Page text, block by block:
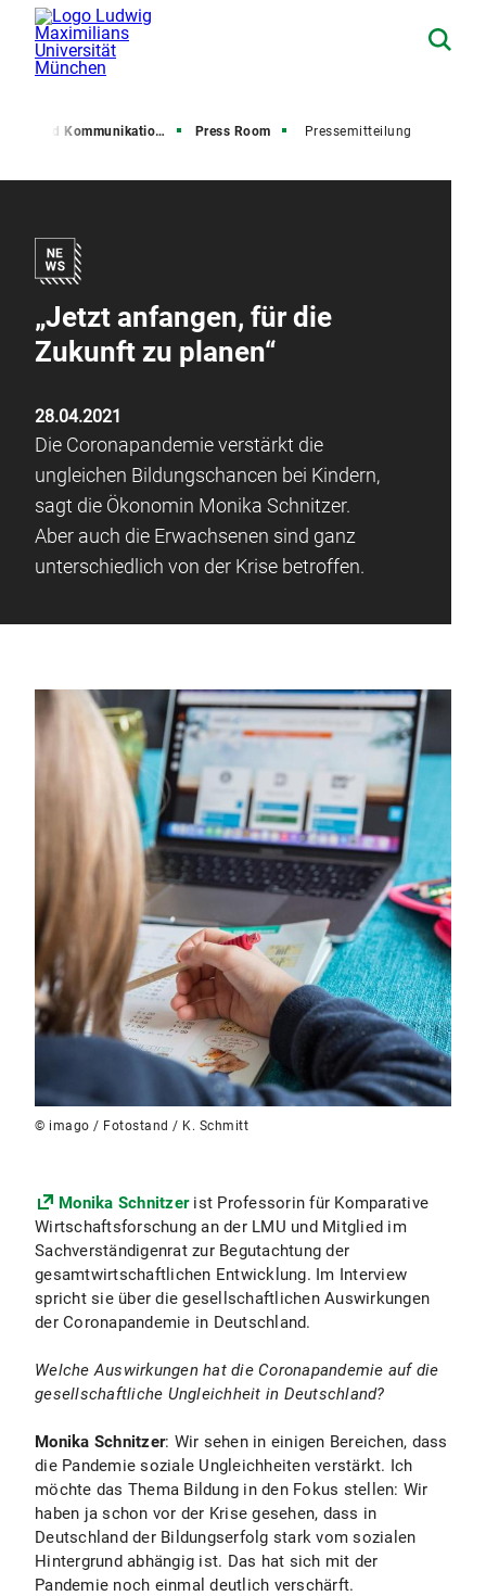
und Kommunikation (PuK) Press Room Pressemitteilung
„Jetzt anfangen, für die
Zukunft zu planen“
28.04.2021
Die Coronapandemie verstärkt die
ungleichen Bildungschancen bei Kindern,
sagt die Ökonomin Monika Schnitzer.
Aber auch die Erwachsenen sind ganz
unterschiedlich von der Krise betroffen.
© imago / Fotostand / K. Schmitt
Monika Schnitzerist Professorin für Komparative
Wirtschaftsforschung an der LMU und Mitglied im
Sachverständigenrat zur Begutachtung der
gesamtwirtschaftlichen Entwicklung. Im Interview
spricht sie über die gesellschaftlichen Auswirkungen
der Coronapandemie in Deutschland.
Welche Auswirkungen hat die Coronapandemie auf die
gesellschaftliche Ungleichheit in Deutschland?
Monika Schnitzer: Wir sehen in einigen Bereichen, dass
die Pandemie soziale Ungleichheiten verstärkt. Ich
möchte das Thema Bildung in den Fokus stellen: Wir
haben ja schon vor der Krise gesehen, dass in
Deutschland der Bildungserfolg stark vom sozialen
Hintergrund abhängig ist. Das hat sich mit der
Pandemie noch einmal deutlich verschärft.